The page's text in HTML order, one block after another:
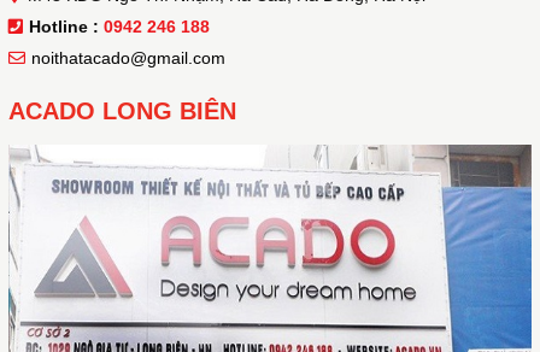
Hotline : 0942 246 188
noithatacado@gmail.com
ACADO LONG BIÊN